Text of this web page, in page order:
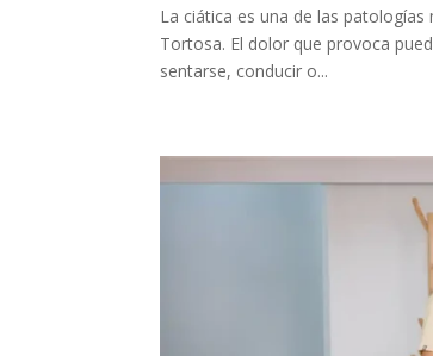
La ciática es una de las
Tortosa. El dolor que provoca
sentarse, conducir o...